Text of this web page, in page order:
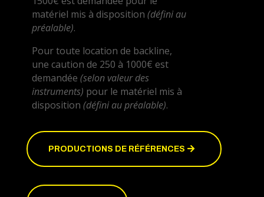
matériel mis à disposition (défini au
préalable).
Pour toute location de backline,
une caution de 250 à 1000€ est
demandée (selon valeur des
instruments) pour le matériel mis à
disposition (défini au préalable).
PRODUCTIONS DE RÉFÉRENCES